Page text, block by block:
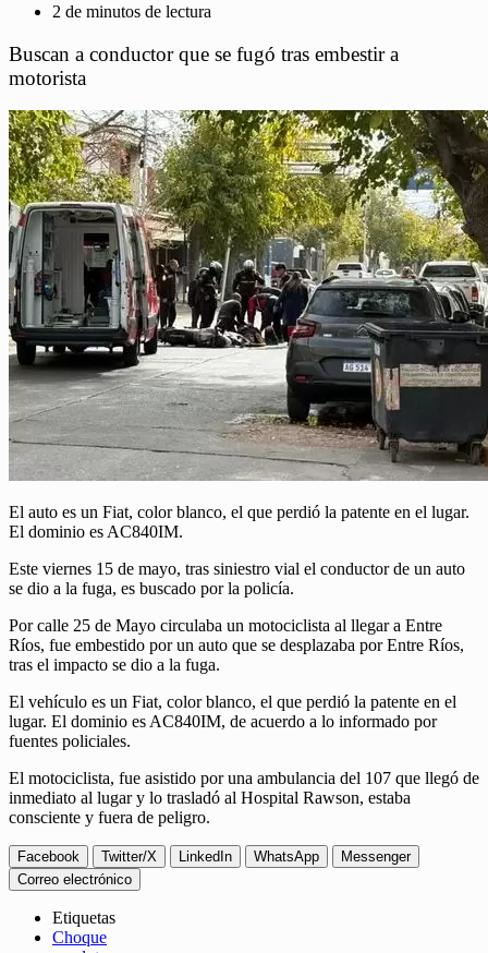
2 de minutos de lectura
Buscan a conductor que se fugó tras embestir a
motorista
El auto es un Fiat, color blanco, el que perdió la patente en el lugar.
El dominio es AC840IM.
Este viernes 15 de mayo, tras siniestro vial el conductor de un auto
se dio a la fuga, es buscado por la policía.
Por calle 25 de Mayo circulaba un motociclista al llegar a Entre
Ríos, fue embestido por un auto que se desplazaba por Entre Ríos,
tras el impacto se dio a la fuga.
El vehículo es un Fiat, color blanco, el que perdió la patente en el
lugar. El dominio es AC840IM, de acuerdo a lo informado por
fuentes policiales.
El motociclista, fue asistido por una ambulancia del 107 que llegó de
inmediato al lugar y lo trasladó al Hospital Rawson, estaba
consciente y fuera de peligro.
Facebook Twitter/X LinkedIn WhatsApp
Messenger
Correo electrónico
Etiquetas
Choque